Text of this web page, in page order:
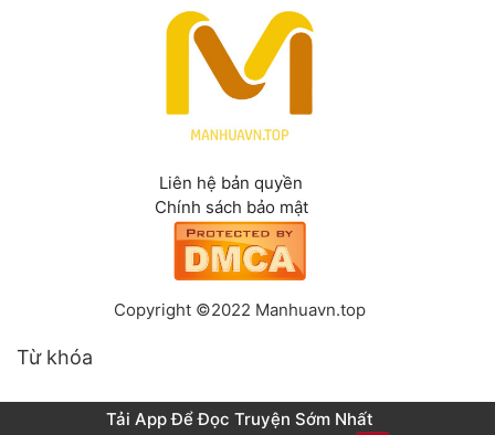
Liên hệ bản quyền
Chính sách bảo mật
Copyright ©2022 Manhuavn.top
Từ khóa
Tải App Để Đọc Truyện Sớm Nhất